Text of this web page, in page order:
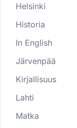
Helsinki
Historia
In English
Järvenpää
Kirjallisuus
Lahti
Matka